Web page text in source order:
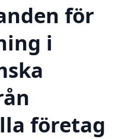
för
i
företag